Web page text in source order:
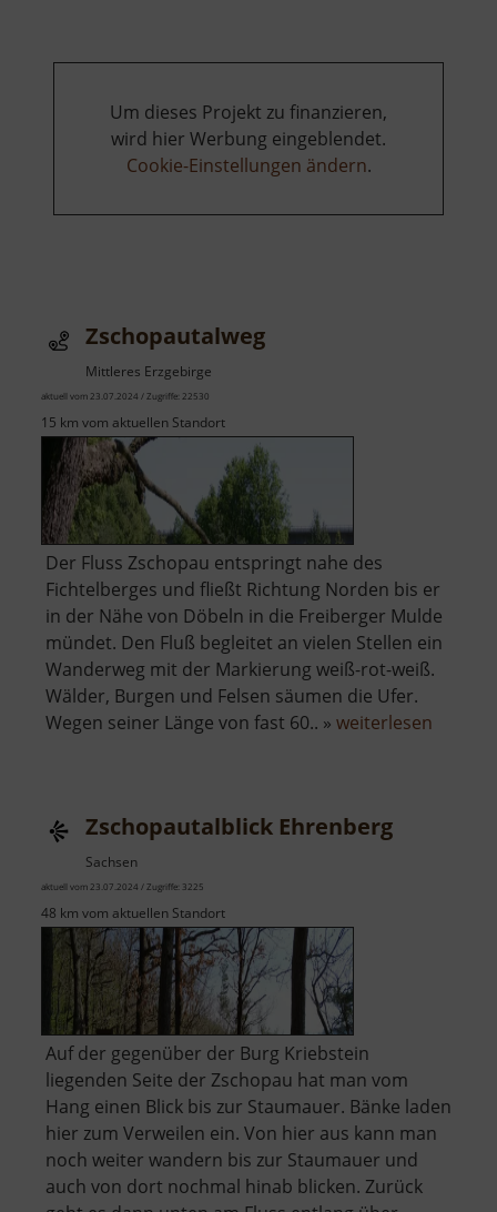
Um dieses Projekt zu finanzieren,
wird hier Werbung eingeblendet.
Cookie-Einstellungen ändern.
Zschopautalweg
Mittleres Erzgebirge
aktuell vom 23.07.2024 / Zugriffe: 22530
15 km vom aktuellen Standort
Der Fluss Zschopau entspringt nahe des
Fichtelberges und fließt Richtung Norden bis er
in der Nähe von Döbeln in die Freiberger Mulde
mündet. Den Fluß begleitet an vielen Stellen ein
Wanderweg mit der Markierung weiß-rot-weiß.
Wälder, Burgen und Felsen säumen die Ufer.
Wegen seiner Länge von fast 60.. » weiterlesen
Zschopautalblick Ehrenberg
Sachsen
aktuell vom 23.07.2024 / Zugriffe: 3225
48 km vom aktuellen Standort
Auf der gegenüber der Burg Kriebstein
liegenden Seite der Zschopau hat man vom
Hang einen Blick bis zur Staumauer. Bänke laden
hier zum Verweilen ein. Von hier aus kann man
noch weiter wandern bis zur Staumauer und
auch von dort nochmal hinab blicken. Zurück